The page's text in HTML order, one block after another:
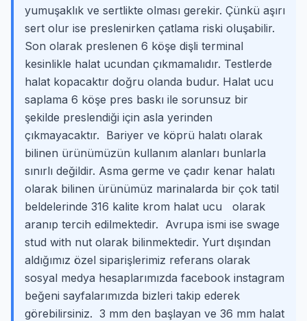
yumuşaklık ve sertlikte olması gerekir. Çünkü aşırı
sert olur ise preslenirken çatlama riski oluşabilir.
Son olarak preslenen 6 köşe dişli terminal
kesinlikle halat ucundan çıkmamalıdır. Testlerde
halat kopacaktır doğru olanda budur. Halat ucu
saplama 6 köşe pres baskı ile sorunsuz bir
şekilde preslendiği için asla yerinden
çıkmayacaktır. Bariyer ve köprü halatı olarak
bilinen ürünümüzün kullanım alanları bunlarla
sınırlı değildir. Asma germe ve çadır kenar halatı
olarak bilinen ürünümüz marinalarda bir çok tatil
beldelerinde 316 kalite krom halat ucu olarak
aranıp tercih edilmektedir. Avrupa ismi ise swage
stud with nut olarak bilinmektedir. Yurt dışından
aldığımız özel siparişlerimiz referans olarak
sosyal medya hesaplarımızda facebook instagram
beğeni sayfalarımızda bizleri takip ederek
görebilirsiniz. 3 mm den başlayan ve 36 mm halat